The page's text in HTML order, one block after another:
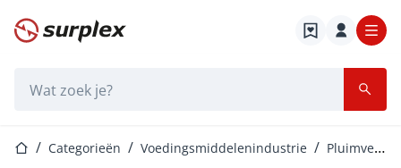
Startpagina
StartpaginaCategorieën Voedingsmiddelenindustrie Pluimveeverwerkingsmachines